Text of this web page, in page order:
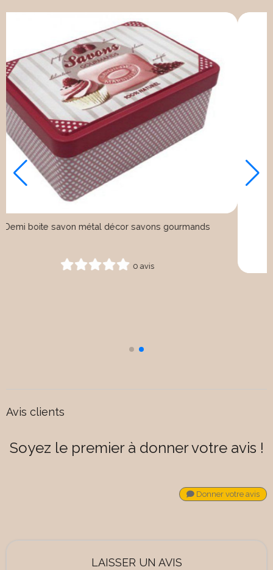
Demi boite savon métal décor savons gourmands
Avis clients
Soyez le premier à donner votre avis !
Donner votre avis
LAISSER UN AVIS